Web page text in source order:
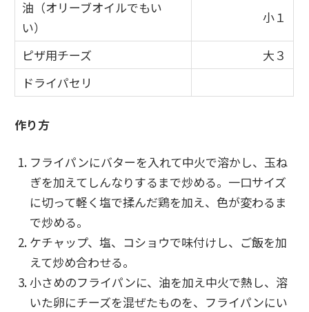
油（オリーブオイルでもい
い）
小１
ピザ用チーズ
大３
ドライパセリ
作り方
フライパンにバターを入れて中火で溶かし、玉ね
ぎを加えてしんなりするまで炒める。一口サイズ
に切って軽く塩で揉んだ鶏を加え、色が変わるま
で炒める。
ケチャップ、塩、コショウで味付けし、ご飯を加
えて炒め合わせる。
小さめのフライパンに、油を加え中火で熱し、溶
いた卵にチーズを混ぜたものを、フライパンにい